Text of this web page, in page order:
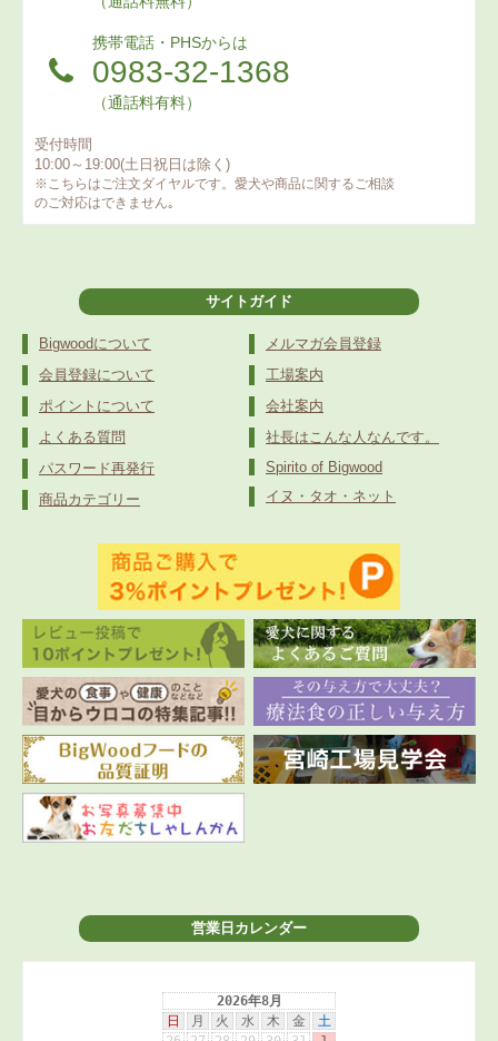
携帯電話・PHSからは
0983-32-1368
（通話料有料）
受付時間
10:00～19:00(土日祝日は除く)
※こちらはご注文ダイヤルです。愛犬や商品に関するご相談
のご対応はできません｡
サイトガイド
Bigwoodについて
会員登録について
ポイントについて
よくある質問
パスワード再発行
商品カテゴリー
メルマガ会員登録
工場案内
会社案内
社長はこんな人なんです。
Spirito of Bigwood
イヌ・タオ・ネット
営業日カレンダー